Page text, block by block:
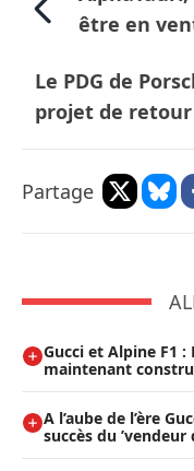
être en
Le PDG de
projet de retour
Partage
Gucci et Alpine F1
maintenant
A l’aube de l’ère
succès du